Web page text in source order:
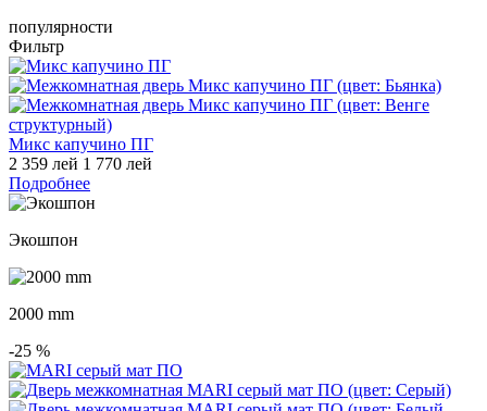
популярности
Фильтр
Микс капучино ПГ
2 359 лей 1 770 лей
Подробнее
Экошпон
2000 mm
-25 %